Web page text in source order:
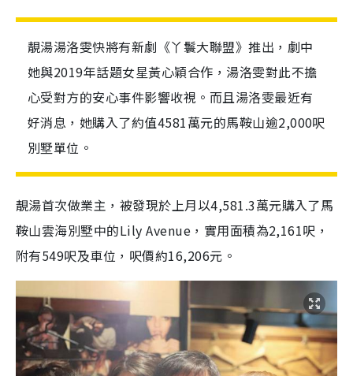
靚湯湯洛雯快將有新劇《丫鬟大聯盟》推出，劇中
她與2019年話題女星黃心穎合作，湯洛雯對此不擔
心受對方的安心事件影響收視。而且湯洛雯最近有
好消息，她購入了約值4581萬元的馬鞍山逾2,000呎
別墅單位。
靚湯首次做業主，被發現於上月以4,581.3萬元購入了馬
鞍山雲海別墅中的Lily Avenue，實用面積為2,161呎，
附有549呎及車位，呎價約16,206元。